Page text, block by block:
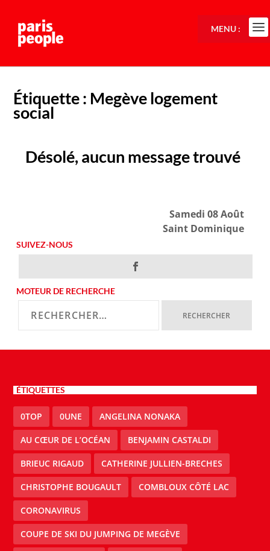
Étiquette : Megève logement
social
Désolé, aucun message trouvé
Samedi 08 Août
Saint Dominique
SUIVEZ-NOUS
MOTEUR DE RECHERCHE
ÉTIQUETTES
0TOP 0UNE ANGELINA NONAKA
AU CŒUR DE L’OCÉAN BENJAMIN CASTALDI
BRIEUC RIGAUD CATHERINE JULLIEN-BRECHES
CHRISTOPHE BOUGAULT COMBLOUX CÔTÉ LAC
CORONAVIRUS
COUPE DE SKI DU JUMPING DE MEGÈVE
MENU :